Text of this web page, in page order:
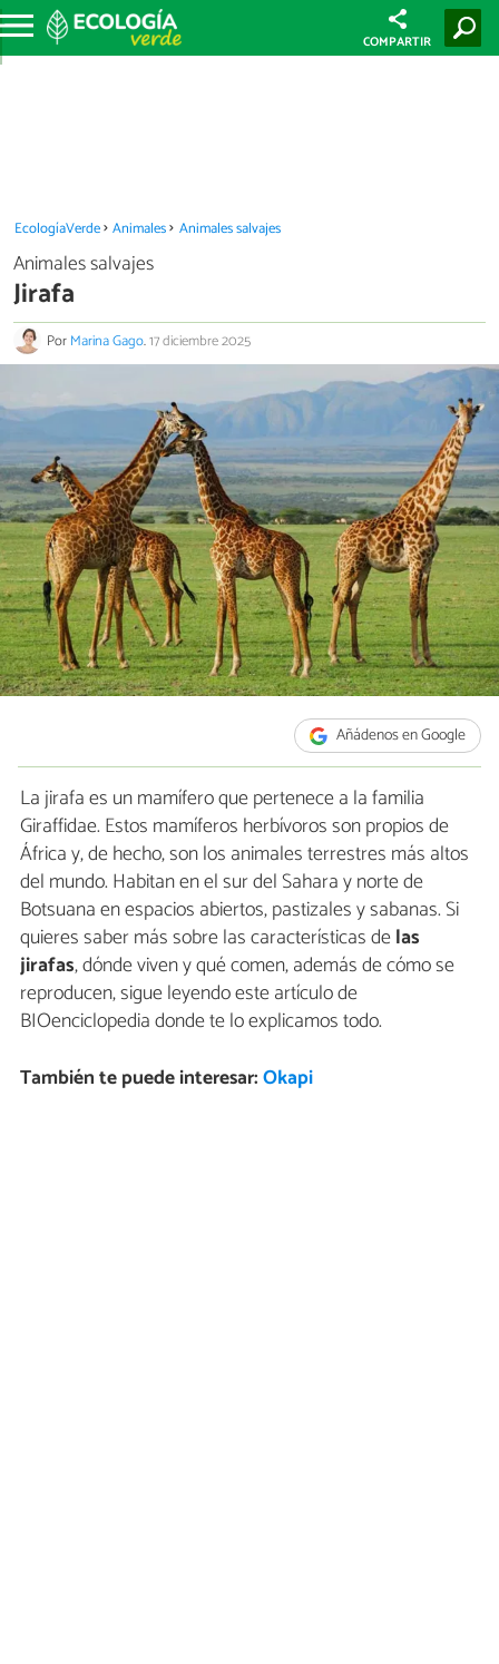
COMPARTIR
EcologíaVerde Animales Animales salvajes
Animales salvajes
Jirafa
PorMarina Gago.17 diciembre 2025
Añádenos en Google
La jirafa es un mamífero que pertenece a la familia
Giraffidae. Estos mamíferos herbívoros son propios de
África y, de hecho, son los animales terrestres más altos
del mundo. Habitan en el sur del Sahara y norte de
Botsuana en espacios abiertos, pastizales y sabanas. Si
quieres saber más sobre las características delas
jirafas, dónde viven y qué comen, además de cómo se
reproducen, sigue leyendo este artículo de
BIOenciclopedia donde te lo explicamos todo.
También te puede interesar:Okapi